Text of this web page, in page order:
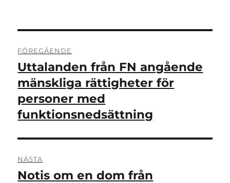
FÖREGÅENDE
Föregående
inlägg:
Uttalanden från FN angående
mänskliga rättigheter för
personer med
funktionsnedsättning
NÄSTA
Nästa
Notis om en dom från